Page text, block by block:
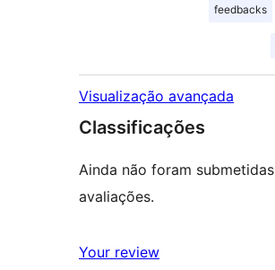
feedbacks
Visualização avançada
Classificações
Ainda não foram submetidas
avaliações.
Your review